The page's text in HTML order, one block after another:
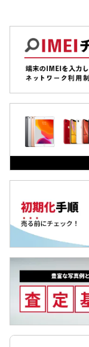
Galaxy S10
Galaxy S9
Galaxy S8
Galaxy 旧モデル
Xiaomi
MacBook
iPad
Qua tab
dtab
MediaPad
LAVIE Tab
YOGA Tab
Surface
Galaxyタブ
Pixel Tab